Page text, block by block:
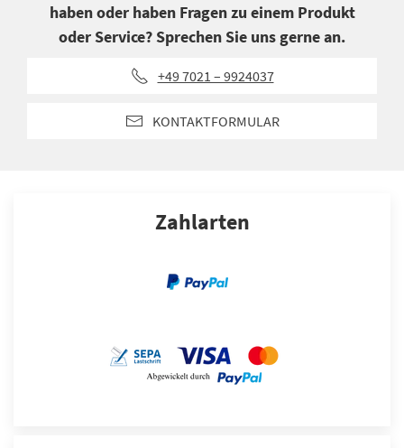
haben oder haben Fragen zu einem Produkt
oder Service? Sprechen Sie uns gerne an.
+49 7021 – 9924037
KONTAKTFORMULAR
Zahlarten